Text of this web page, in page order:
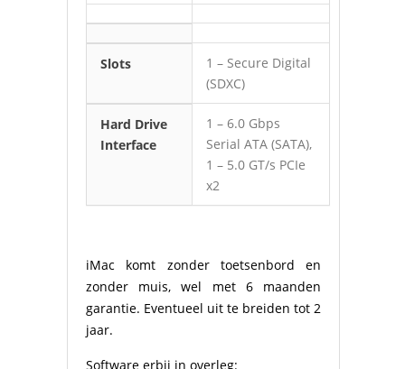
Slots
1 – Secure Digital
(SDXC)
Hard Drive
Interface
1 – 6.0 Gbps
Serial ATA (SATA),
1 – 5.0 GT/s PCIe
x2
iMac komt zonder toetsenbord en
zonder muis, wel met 6 maanden
garantie. Eventueel uit te breiden tot 2
jaar.
Software erbij in overleg: